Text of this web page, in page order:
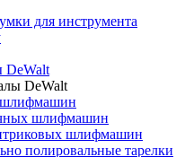
для инструмента
DeWalt
шлифмашин
шлифмашин
полировальные тарелки